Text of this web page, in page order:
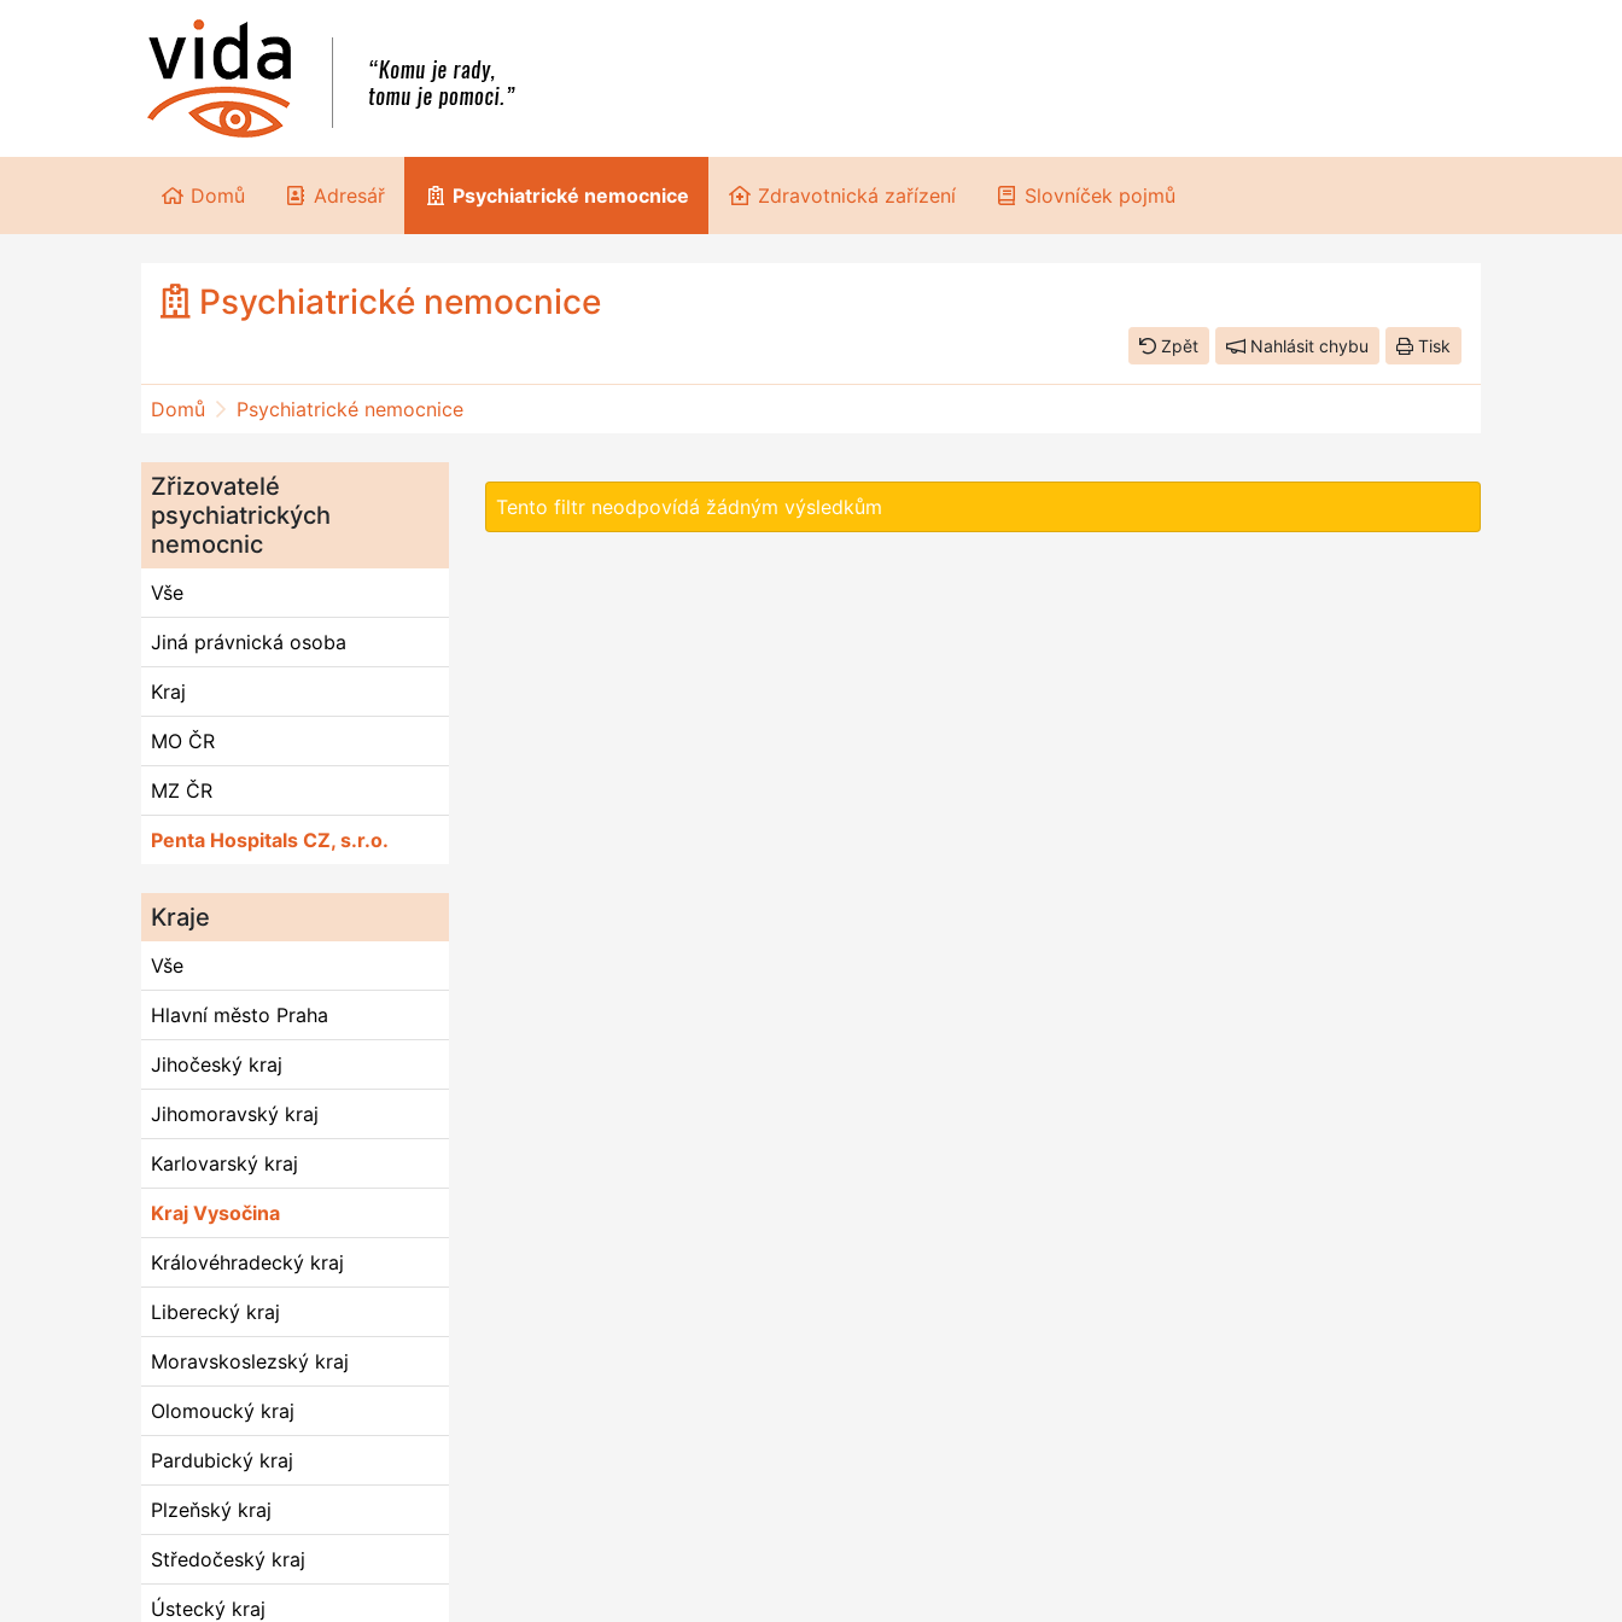
Domů Adresář Psychiatrické nemocnice Zdravotnická zařízení Slovníček pojmů
Psychiatrické nemocnice
Zpět Nahlásit chybu Tisk
Domů Psychiatrické nemocnice
Zřizovatelé
psychiatrických
nemocnic
Vše
Jiná právnická osoba
Kraj
MO ČR
MZ ČR
Penta Hospitals CZ, s.r.o.
Kraje
Vše
Hlavní město Praha
Jihočeský kraj
Jihomoravský kraj
Karlovarský kraj
Kraj Vysočina
Královéhradecký kraj
Liberecký kraj
Moravskoslezský kraj
Olomoucký kraj
Pardubický kraj
Plzeňský kraj
Středočeský kraj
Ústecký kraj
Tento filtr neodpovídá žádným výsledkům